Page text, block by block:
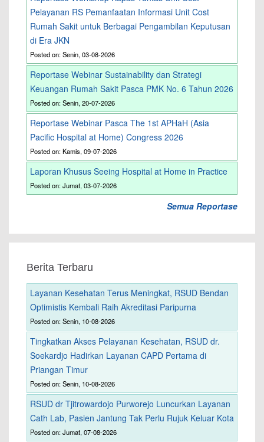
Pelayanan RS Pemanfaatan Informasi Unit Cost
Rumah Sakit untuk Berbagai Pengambilan Keputusan
di Era JKN
Posted on: Senin, 03-08-2026
Reportase Webinar Sustainability dan Strategi
Keuangan Rumah Sakit Pasca PMK No. 6 Tahun 2026
Posted on: Senin, 20-07-2026
Reportase Webinar Pasca The 1st APHaH (Asia
Pacific Hospital at Home) Congress 2026
Posted on: Kamis, 09-07-2026
Laporan Khusus Seeing Hospital at Home in Practice
Posted on: Jumat, 03-07-2026
Semua Reportase
Berita Terbaru
Layanan Kesehatan Terus Meningkat, RSUD Bendan
Optimistis Kembali Raih Akreditasi Paripurna
Posted on: Senin, 10-08-2026
Tingkatkan Akses Pelayanan Kesehatan, RSUD dr.
Soekardjo Hadirkan Layanan CAPD Pertama di
Priangan Timur
Posted on: Senin, 10-08-2026
RSUD dr Tjitrowardojo Purworejo Luncurkan Layanan
Cath Lab, Pasien Jantung Tak Perlu Rujuk Keluar Kota
Posted on: Jumat, 07-08-2026